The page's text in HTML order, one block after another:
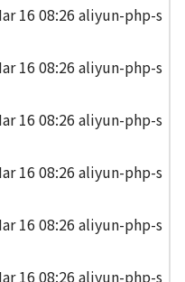
16 08:26 aliyun-php-s
16 08:26 aliyun-php-s
16 08:26 aliyun-php-s
16 08:26 aliyun-php-s
16 08:26 aliyun-php-s
16 08:26 aliyun-php-s